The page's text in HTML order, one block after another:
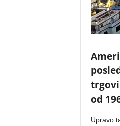
od
Upravo